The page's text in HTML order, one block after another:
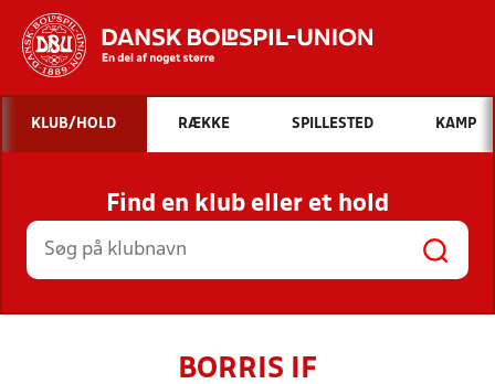
Hvad vil du søge efter?
INDHOLD OG NYHEDER
STILLINGER, RESULTATER, KLUBBER OG
HOLD
KLUB/HOLD RÆKKE SPILLESTED KAMP
Find en klub eller et hold
BORRIS IF